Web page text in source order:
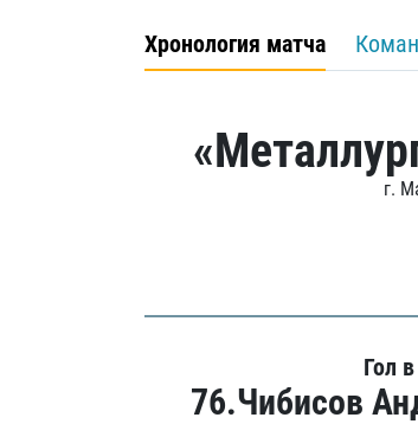
Хронология матча
г.
Гол
76.Чибисов